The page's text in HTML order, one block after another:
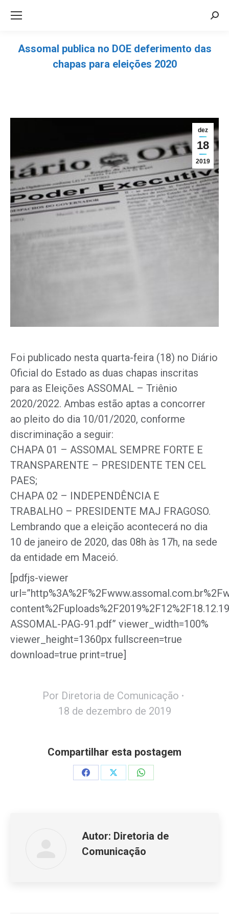
Assomal publica no DOE deferimento das
chapas para eleições 2020
dez
18
2019
Foi publicado nesta quarta-feira (18) no Diário
Oficial do Estado as duas chapas inscritas
para as Eleições ASSOMAL – Triênio
2020/2022. Ambas estão aptas a concorrer
ao pleito do dia 10/01/2020, conforme
discriminação a seguir:
CHAPA 01 – ASSOMAL SEMPRE FORTE E
TRANSPARENTE – PRESIDENTE TEN CEL
PAES;
CHAPA 02 – INDEPENDÊNCIA E
TRABALHO – PRESIDENTE MAJ FRAGOSO.
Lembrando que a eleição acontecerá no dia
10 de janeiro de 2020, das 08h às 17h, na sede
da entidade em Maceió.
[pdfjs-viewer
ASSOMAL-PAG-91.pdf” viewer_width=100%
viewer_height=1360px fullscreen=true
download=true print=true]
Por Diretoria de Comunicação
18 de dezembro de 2019
Compartilhar esta postagem
Share
Share
Share
Autor: Diretoria de
Comunicação